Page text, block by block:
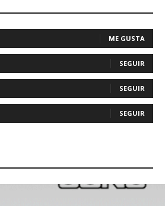
ME GUSTA
SEGUIR
SEGUIR
SEGUIR